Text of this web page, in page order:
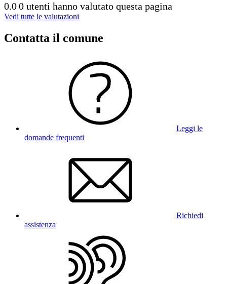
0.00 utenti hanno valutato questa pagina
Vedi tutte le valutazioni
Contatta il comune
Leggi le
domande frequenti
Richiedi
assistenza